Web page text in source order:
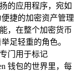
的应用程序，宛如
捷的加密资产管理
，在整个加密货币
足轻重的角色。
门用于标记
钱包的世界里，每